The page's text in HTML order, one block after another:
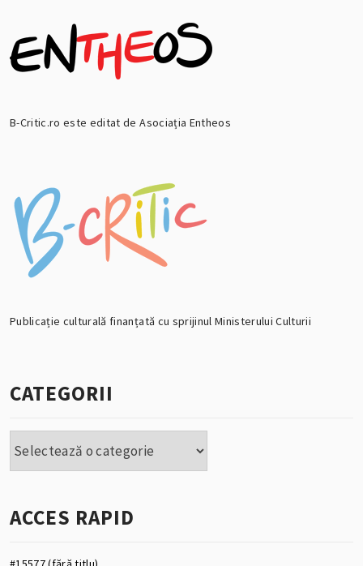
B-Critic.ro este editat de Asociația Entheos
Publicație culturală finanțată cu sprijinul Ministerului Culturii
CATEGORII
ACCES RAPID